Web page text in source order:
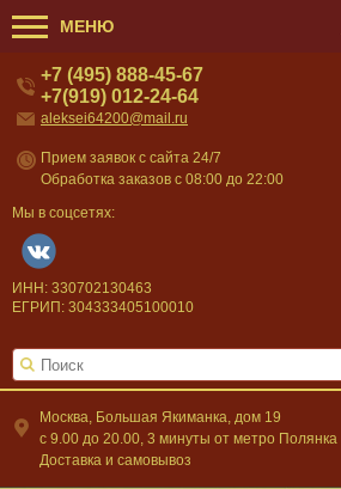
МЕНЮ
Москва, Большая Якиманка, дом 19
c 9.00 до 20.00, 3 минуты от метро Полянка
Доставка и самовывоз
+7 (495) 888-45-67
+7(919) 012-24-64
aleksei64200@mail.ru
Прием заявок с сайта 24/7
Обработка заказов с 08:00 до 22:00
Мы в соцсетях:
ИНН: 330702130463
ЕГРИП: 304333405100010